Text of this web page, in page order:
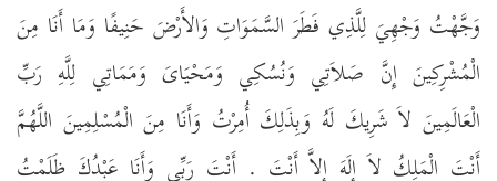
وَجَّهْتُ وَجْهِيَ لِلَّذِي فَطَرَ السَّمَوَاتِ وَالأَرْضَ حَنِيفًا وَمَا أَنَا مِنَ
الْمُشْرِكِينَ إِنَّ صَلاَتِي وَنُسُكِي وَمَحْيَاىَ وَمَمَاتِي لِلَّهِ رَبِّ
الْعَالَمِينَ لاَ شَرِيكَ لَهُ وَبِذَلِكَ أُمِرْتُ وَأَنَا مِنَ الْمُسْلِمِينَ اللَّهُمَّ
أَنْتَ الْمَلِكُ لاَ إِلَهَ إِلاَّ أَنْتَ ‏.‏ أَنْتَ رَبِّي وَأَنَا عَبْدُكَ ظَلَمْتُ